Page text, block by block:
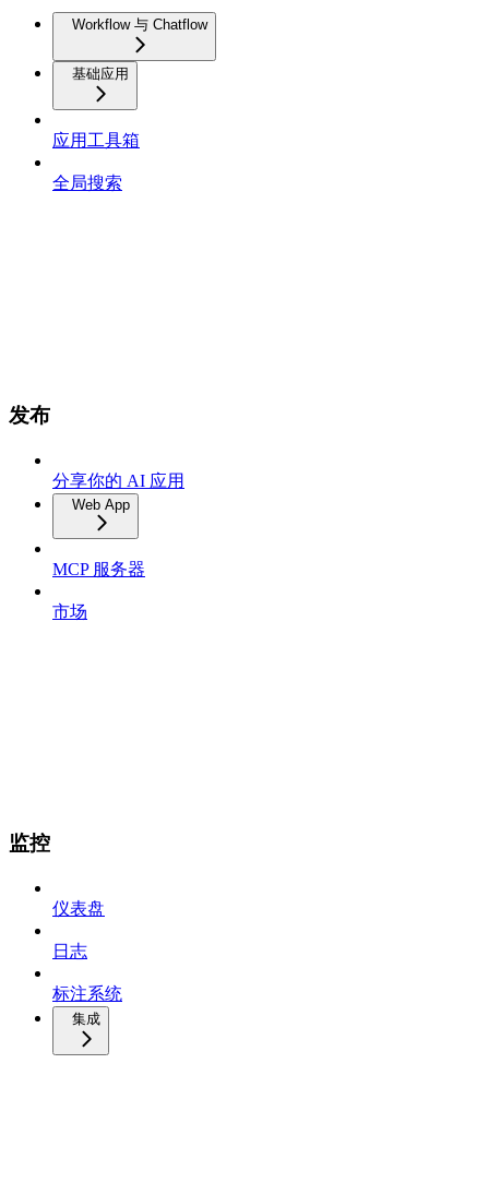
Workflow 与 Chatflow
基础应用
应用工具箱
全局搜索
发布
分享你的 AI 应用
Web App
MCP 服务器
市场
监控
仪表盘
日志
标注系统
集成